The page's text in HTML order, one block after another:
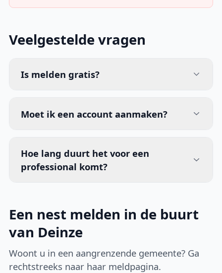
Veelgestelde vragen
Is melden gratis?
Moet ik een account aanmaken?
Hoe lang duurt het voor een
professional komt?
Een nest melden in de buurt
van Deinze
Woont u in een aangrenzende gemeente? Ga
rechtstreeks naar haar meldpagina.